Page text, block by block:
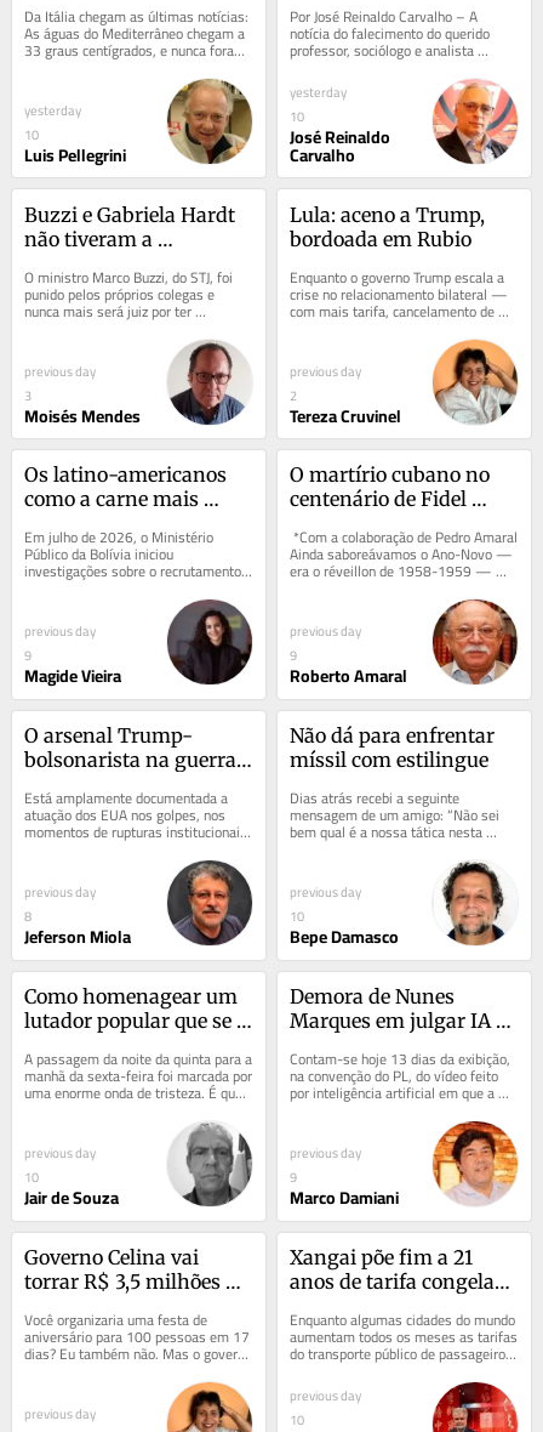
Da Itália chegam as últimas notícias:
As águas do Mediterrâneo chegam a
33 graus centígrados, e nunca foram
tão quentes. Na Lombardia, o...
yesterday
10
Luis Pellegrini
Por José Reinaldo Carvalho – A
notícia do falecimento do querido
professor, sociólogo e analista
geopolítico Lejeune Mirhan ecoou
como um golpe...
yesterday
10
José Reinaldo
Carvalho
Buzzi e Gabriela Hardt
não tiveram a
Dallagnol e Moro
O ministro Marco Buzzi, do STJ, foi
punido pelos próprios colegas e
nunca mais será juiz por ter
importunado uma jovem dentro do
previous day
3
Moisés Mendes
Lula: aceno a Trump,
bordoada em Rubio
Enquanto o governo Trump escala a
crise no relacionamento bilateral —
com mais tarifa, cancelamento de
visto da embaixadora, interesse
previous day
2
Tereza Cruvinel
Os latino-americanos
como a carne mais
Em julho de 2026, o Ministério
Público da Bolívia iniciou
investigações sobre o recrutamento
de cidadãos bolivianos para combater
previous day
9
Magide Vieira
O martírio cubano no
centenário de Fidel
*Com a colaboração de Pedro Amaral
Ainda saboreávamos o Ano-Novo —
era o réveillon de 1958-1959 —
previous day
9
Roberto Amaral
O arsenal Trump-
bolsonarista na guerra
Lula
Está amplamente documentada a
atuação dos EUA nos golpes, nos
momentos de rupturas institucionais
e de desestabilização do nosso país
previous day
8
Jeferson Miola
Não dá para enfrentar
míssil com estilingue
Dias atrás recebi a seguinte
mensagem de um amigo: “Não sei
bem qual é a nossa tática nesta
guerra, mas os caras estão vindo
previous day
10
Bepe Damasco
Como homenagear um
lutador popular que se
A passagem da noite da quinta para a
manhã da sexta-feira foi marcada por
uma enorme onda de tristeza. É que
previous day
10
Jair de Souza
Demora de Nunes
Marques em julgar IA de
suspeição e fake news
Contam-se hoje 13 dias da exibição,
na convenção do PL, do vídeo feito
por inteligência artificial em que a
imagem animada do ex-presidente
previous day
9
Marco Damiani
Governo Celina vai
torrar R$ 3,5 milhões de
do Livro improvisada
Você organizaria uma festa de
aniversário para 100 pessoas em 17
dias? Eu também não. Mas o governo
Celina Leão e um certo Instituto
previous day
Xangai põe fim a 21
anos de tarifa congelada
Enquanto algumas cidades do mundo
aumentam todos os meses as tarifas
do transporte público de passageiros,
Xangai se distingue por ter
congelado...
previous day
10